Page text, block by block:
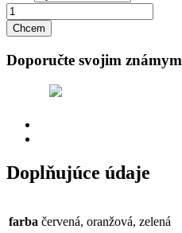
Chcem
Doporučte svojim známym
Doplňujúce údaje
farba červená, oranžová, zelená